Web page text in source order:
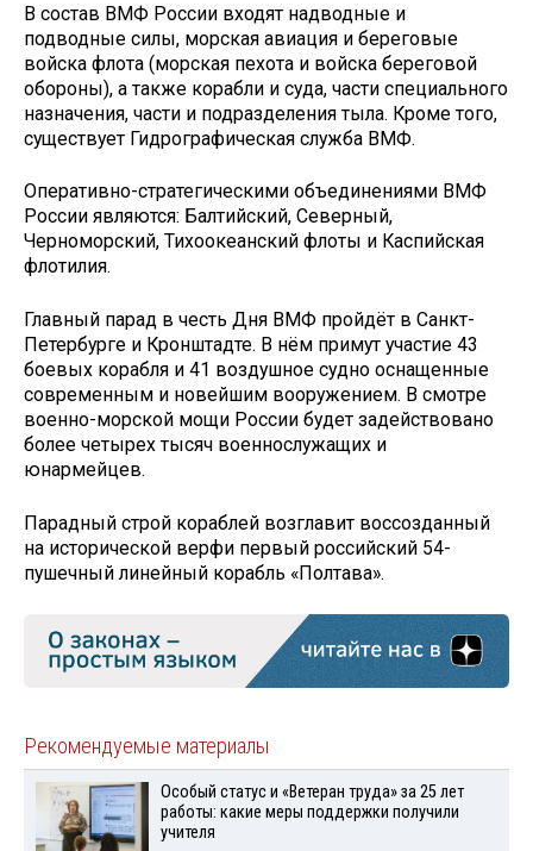
В состав ВМФ России входят надводные и
подводные силы, морская авиация и береговые
войска флота (морская пехота и войска береговой
обороны), а также корабли и суда, части специального
назначения, части и подразделения тыла. Кроме того,
существует Гидрографическая служба ВМФ.
Оперативно-стратегическими объединениями ВМФ
России являются: Балтийский, Северный,
Черноморский, Тихоокеанский флоты и Каспийская
флотилия.
Главный парад в честь Дня ВМФ пройдёт в Санкт-
Петербурге и Кронштадте. В нём примут участие 43
боевых корабля и 41 воздушное судно оснащенные
современным и новейшим вооружением. В смотре
военно-морской мощи России будет задействовано
более четырех тысяч военнослужащих и
юнармейцев.
Парадный строй кораблей возглавит воссозданный
на исторической верфи первый российский 54-
пушечный линейный корабль «Полтава».
Рекомендуемые материалы
Особый статус и «Ветеран труда» за 25 лет
работы: какие меры поддержки получили
учителя